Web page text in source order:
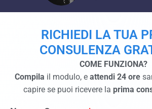
RICHIEDI LA TUA
CONSULENZA
COME FUNZIONA?
Compila il modulo, e attendi 24 ore
capire se puoi ricevere la prima